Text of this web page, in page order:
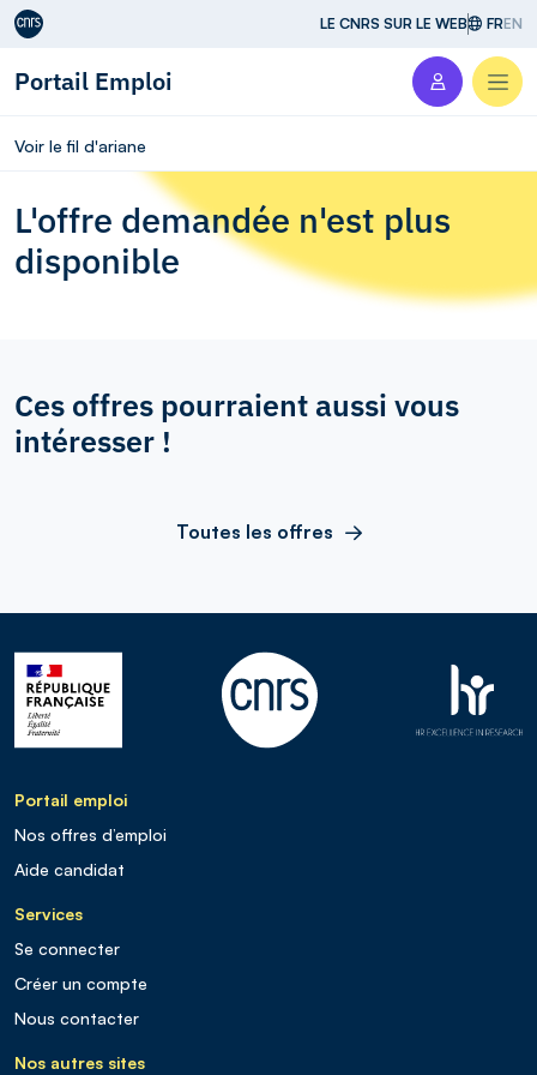
Aller au contenu LE CNRS SUR LE WEB FREN
Portail Emploi
Voir le fil d'ariane
L'offre demandée n'est plus
disponible
Ces offres pourraient aussi vous
intéresser !
Toutes les offres
Portail emploi
Nos offres d’emploi
Aide candidat
Services
Se connecter
Créer un compte
Nous contacter
Nos autres sites